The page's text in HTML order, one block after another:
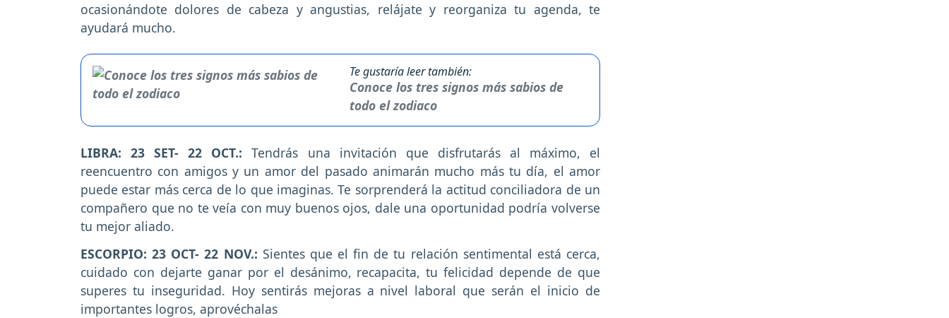
ocasionándote dolores de cabeza y angustias, relájate y reorganiza tu agenda, te
ayudará mucho.
Te gustaría leer también:
Conoce los tres signos más sabios de
todo el zodiaco
LIBRA: 23 SET- 22 OCT.:Tendrás una invitación que disfrutarás al máximo, el
reencuentro con amigos y un amor del pasado animarán mucho más tu día, el amor
puede estar más cerca de lo que imaginas. Te sorprenderá la actitud conciliadora de un
compañero que no te veía con muy buenos ojos, dale una oportunidad podría volverse
tu mejor aliado.
ESCORPIO: 23 OCT- 22 NOV.: Sientes que el fin de tu relación sentimental está cerca,
cuidado con dejarte ganar por el desánimo, recapacita, tu felicidad depende de que
superes tu inseguridad. Hoy sentirás mejoras a nivel laboral que serán el inicio de
importantes logros, aprovéchalas